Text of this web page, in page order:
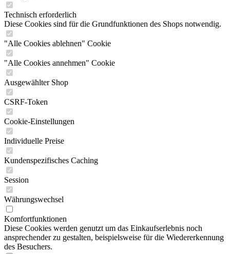
Technisch erforderlich
Diese Cookies sind für die Grundfunktionen des Shops notwendig.
"Alle Cookies ablehnen" Cookie
"Alle Cookies annehmen" Cookie
Ausgewählter Shop
CSRF-Token
Cookie-Einstellungen
Individuelle Preise
Kundenspezifisches Caching
Session
Währungswechsel
Komfortfunktionen
Diese Cookies werden genutzt um das Einkaufserlebnis noch
ansprechender zu gestalten, beispielsweise für die Wiedererkennung
des Besuchers.